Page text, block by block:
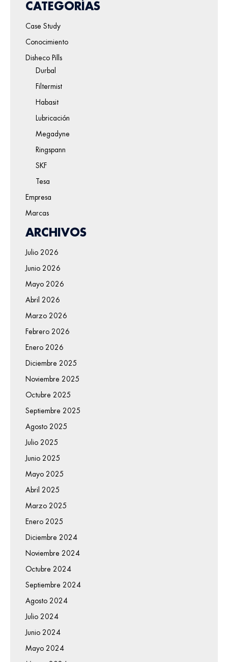
CATEGORÍAS
Case Study
Conocimiento
Disheco Pills
Durbal
Filtermist
Habasit
Lubricación
Megadyne
Ringspann
SKF
Tesa
Empresa
Marcas
ARCHIVOS
Julio 2026
Junio 2026
Mayo 2026
Abril 2026
Marzo 2026
Febrero 2026
Enero 2026
Diciembre 2025
Noviembre 2025
Octubre 2025
Septiembre 2025
Agosto 2025
Julio 2025
Junio 2025
Mayo 2025
Abril 2025
Marzo 2025
Enero 2025
Diciembre 2024
Noviembre 2024
Octubre 2024
Septiembre 2024
Agosto 2024
Julio 2024
Junio 2024
Mayo 2024